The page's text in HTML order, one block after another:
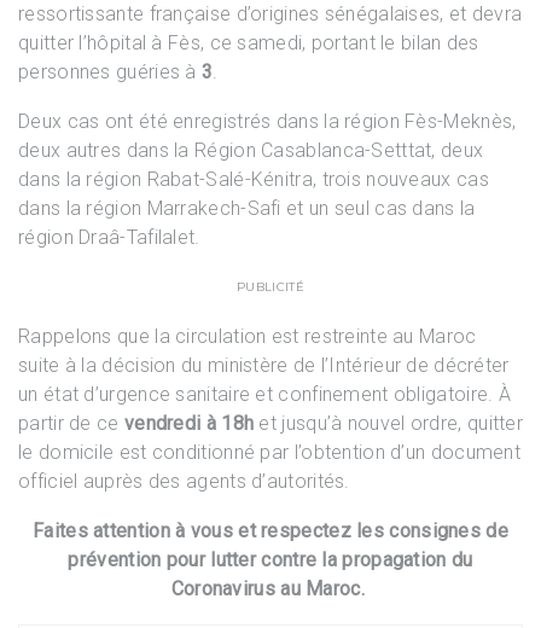
ressortissante française d’origines sénégalaises, et devra
quitter l’hôpital à Fès, ce samedi, portant le bilan des
personnes guéries à3
Deux cas ont été enregistrés dans la région Fès-Meknès,
deux autres dans la Région Casablanca-Setttat, deux
dans la région Rabat-Salé-Kénitra, trois nouveaux cas
dans la région Marrakech-Safi et un seul cas dans la
région Draâ-Tafilalet.
PUBLICITÉ
Rappelons que la circulation est restreinte au Maroc
suite à la décision du ministère de l’Intérieur de décréter
un état d’urgence sanitaire et confinement obligatoire. À
partir de ce vendredi à 18h et jusqu’à nouvel ordre, quitter
le domicile est conditionné par l’obtention d’un document
officiel auprès des agents d’autorités.
Faites attention à vous et respectez les consignes de
prévention pour lutter contre la propagation du
Coronavirus au Maroc.